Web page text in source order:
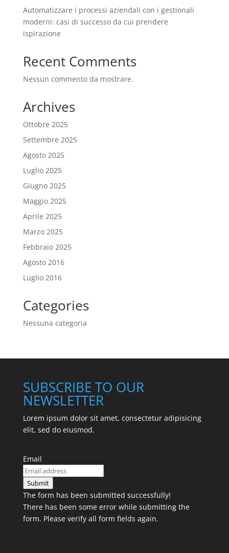
Automatizzare i processi aziendali con i gestionali
moderni: casi di successo da cui prendere
ispirazione
Recent Comments
Nessun commento da mostrare.
Archives
Ottobre 2025
Settembre 2025
Agosto 2025
Luglio 2025
Giugno 2025
Maggio 2025
Aprile 2025
Marzo 2025
Febbraio 2025
Agosto 2016
Luglio 2016
Categories
Nessuna categoria
SUBSCRIBE TO OUR
NEWSLETTER
Lorem ipsum dolor sit amet, consectetur adipisicing
elit, sed do eiusmod.
Email
Submit
The form has been submitted successfully!
There has been some error while submitting the
form. Please verify all form fields again.